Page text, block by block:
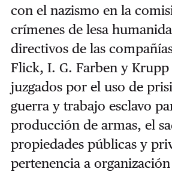
con el nazismo en la
crímenes de lesa
directivos de las
Flick, I. G. Farben y
juzgados por el uso de
guerra y trabajo esclavo
producción de armas, el
propiedades públicas y
pertenencia a